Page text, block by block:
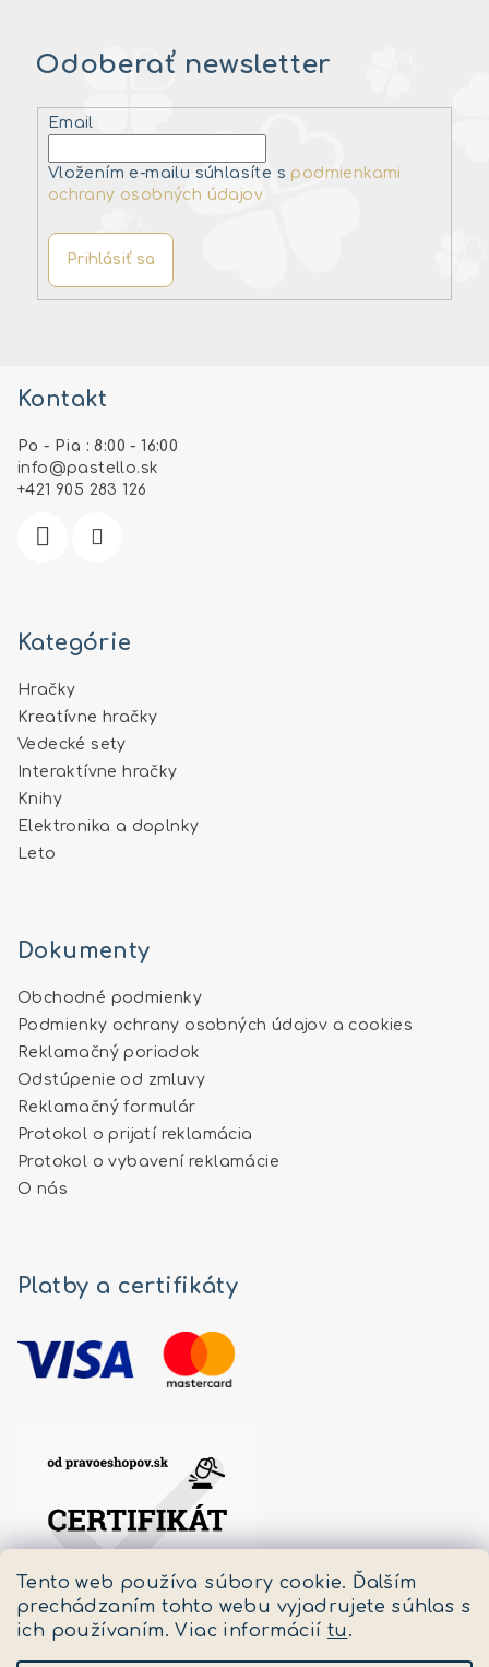
Tento web používa súbory cookie. Ďalším
prechádzaním tohto webu vyjadrujete súhlas s
ich používaním. Viac informácií tu .
Odoberať newsletter
Email
Vložením e-mailu súhlasíte s podmienkami
ochrany osobných údajov
Prihlásiť sa
Kontakt
Po - Pia : 8:00 - 16:00
info @pastello.sk
+421 905 283 126
Kategórie
Hračky
Kreatívne hračky
Vedecké sety
Interaktívne hračky
Knihy
Elektronika a doplnky
Leto
Dokumenty
Obchodné podmienky
Podmienky ochrany osobných údajov a cookies
Reklamačný poriadok
Odstúpenie od zmluvy
Reklamačný formulár
Protokol o prijatí reklamácia
Protokol o vybavení reklamácie
O nás
Platby a certifikáty